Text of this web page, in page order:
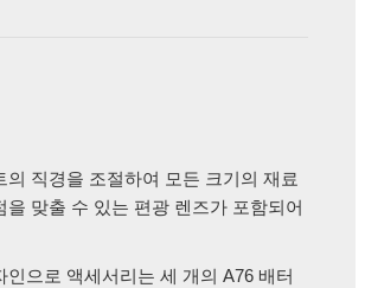
의 직경을 조절하여 모든 크기의 재료
을 맞출 수 있는 편광 렌즈가 포함되어
인으로 액세서리는 세 개의 A76 배터